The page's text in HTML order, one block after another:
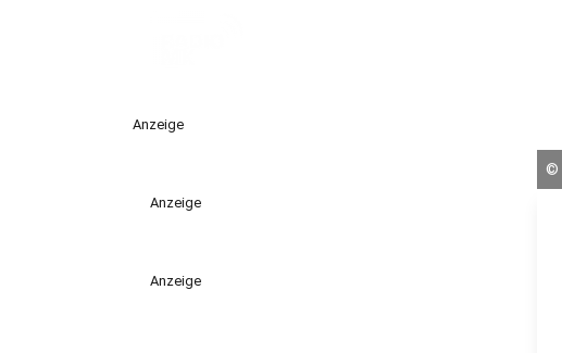
Anzeige
Anzeige
Anzeige
©